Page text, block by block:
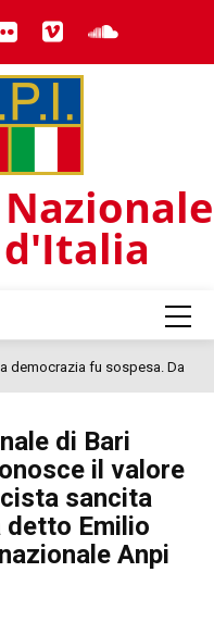
democrazia fu sospesa. Da
di Bari
il valore
sancita
detto Emilio
Anpi